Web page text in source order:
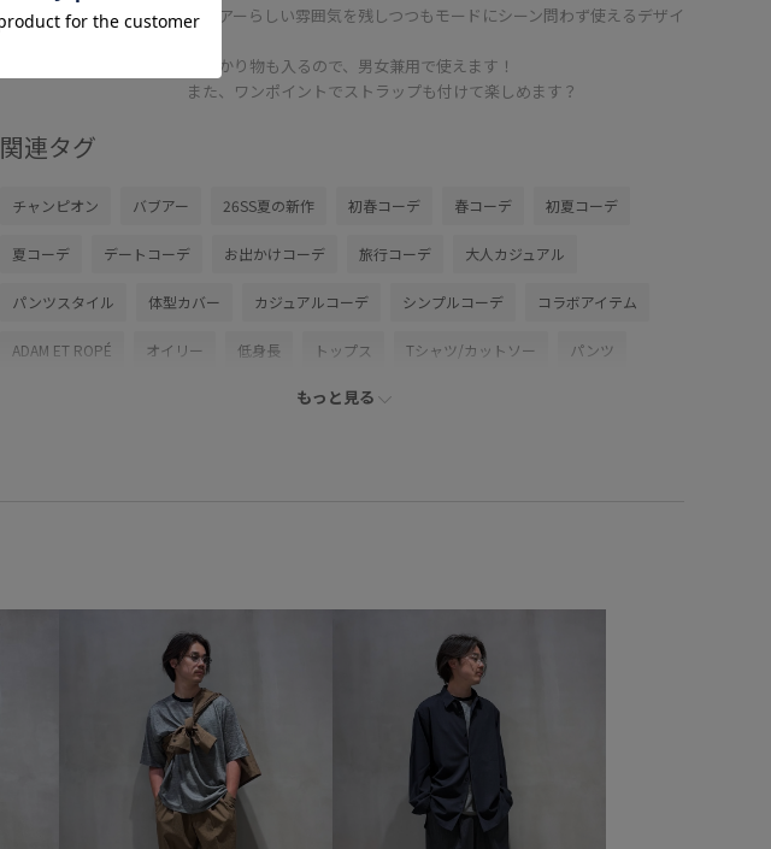
バブアーらしい雰囲気を残しつつもモードにシーン問わず使えるデザイ
しっかり物も入るので、男女兼用で使えます！
また、ワンポイントでストラップも付けて楽しめます？
関連タグ
チャンピオン バブアー 26SS夏の新作 初春コーデ 春コーデ 初夏コーデ
夏コーデ デートコーデ お出かけコーデ 旅行コーデ 大人カジュアル
パンツスタイル 体型カバー カジュアルコーデ シンプルコーデ コラボアイテム
ADAM ET ROPÉ オイリー 低身長 トップス Tシャツ/カットソー パンツ
ショルダーバッグ シューズ
スポーツウェア トレンド
フルレングス モノトーン
別注アイテム 旅行
着脱しやすい 通気性
もっと見る